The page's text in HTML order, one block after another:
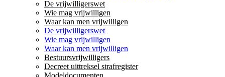
De vrijwilligerswet
Wie mag vrijwilligen
Waar kan men vrijwilligen
De vrijwilligerswet
Wie mag vrijwilligen
Waar kan men vrijwilligen
Bestuursvrijwilligers
Decreet uittreksel strafregister
Modeldocumenten